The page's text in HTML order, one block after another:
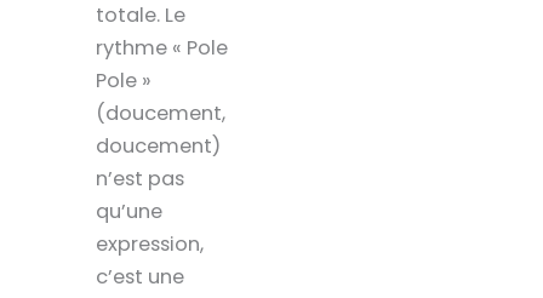
totale. Le
rythme « Pole
Pole »
(doucement,
doucement)
n’est pas
qu’une
expression,
c’est une